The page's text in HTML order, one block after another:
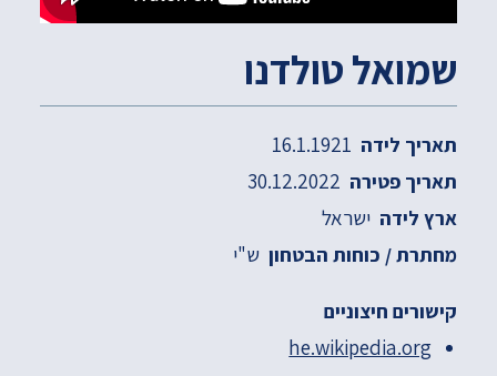
שמואל טולדנו
תאריך לידה
תאריך פטירה
ארץ לידה ישראל
מחתרת / כוחות הבטחון ש"י
קישורים חיצוניים
he.wikipedia.org